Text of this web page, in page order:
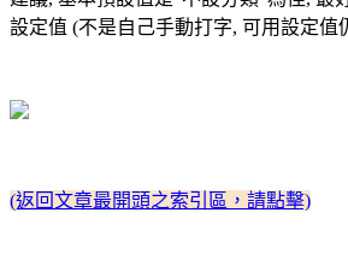
設定值 (不是自己手動打字, 可用設定值
(返回文章最開頭之索引區，請點擊)